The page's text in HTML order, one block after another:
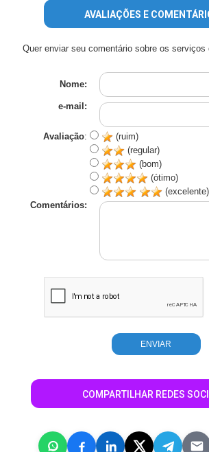
AVALIAÇÕES E
Quer enviar seu comentário sobre os serviços
Nome:
e-mail:
Avaliação:
(ruim)
(regular)
(bom)
(ótimo)
(excelente)
Comentários:
COMPARTILHAR REDES